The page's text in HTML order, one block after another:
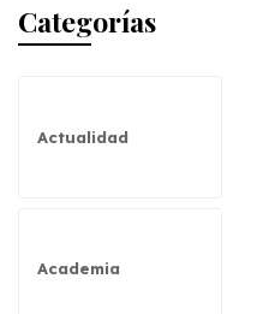
Categorías
Actualidad
Academia